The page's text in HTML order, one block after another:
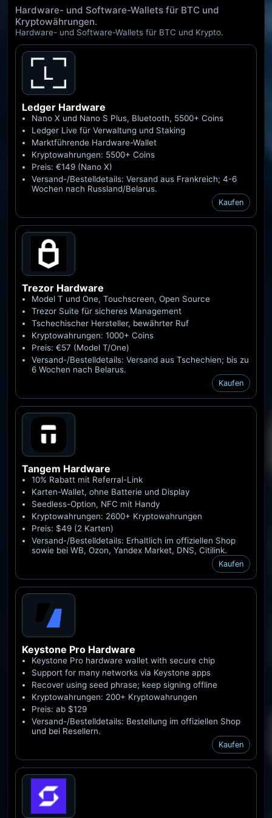
nach Sicherheit, Gebühren und
Netzwerkunterstützung. Von Ledger bis
MetaMask - mit Direktlinks und Rabatten.
Hardware- und Software-Wallets für BTC und
Kryptowährungen.
Hardware- und Software-Wallets für BTC und Krypto.
Ledger Hardware
Nano X und Nano S Plus, Bluetooth, 5500+ Coins
Ledger Live für Verwaltung und Staking
Marktführende Hardware-Wallet
Kryptowahrungen: 5500+ Coins
Preis: €149 (Nano X)
Versand-/Bestelldetails: Versand aus Frankreich; 4-6
Wochen nach Russland/Belarus.
Kaufen
Trezor Hardware
Model T und One, Touchscreen, Open Source
Trezor Suite für sicheres Management
Tschechischer Hersteller, bewährter Ruf
Kryptowahrungen: 1000+ Coins
Preis: €57 (Model T/One)
Versand-/Bestelldetails: Versand aus Tschechien; bis zu
6 Wochen nach Belarus.
Kaufen
Tangem Hardware
10% Rabatt mit Referral-Link
Karten-Wallet, ohne Batterie und Display
Seedless-Option, NFC mit Handy
Kryptowahrungen: 2600+ Kryptowahrungen
Preis: $49 (2 Karten)
Versand-/Bestelldetails: Erhaltlich im offiziellen Shop
sowie bei WB, Ozon, Yandex Market, DNS, Citilink.
Kaufen
Keystone Pro Hardware
Keystone Pro hardware wallet with secure chip
Support for many networks via Keystone apps
Recover using seed phrase; keep signing offline
Kryptowahrungen: 200+ Kryptowahrungen
Preis: ab $129
Versand-/Bestelldetails: Bestellung im offiziellen Shop
und bei Resellern.
Kaufen